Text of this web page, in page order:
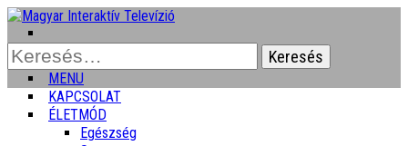
Keresés:
MENU
KAPCSOLAT
ÉLETMÓD
Egészség